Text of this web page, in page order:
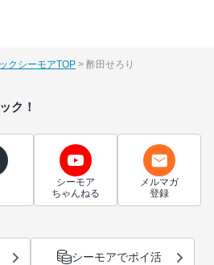
クシーモアTOP 酢田せろり
ク！
シーモア
ちゃんねる
メルマガ
登録
シーモアでポイ活